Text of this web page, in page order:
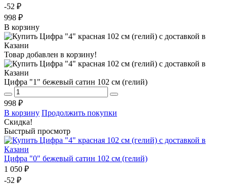
-52 ₽
998 ₽
В корзину
Товар добавлен в корзину!
Цифра "1" бежевый сатин 102 см (гелий)
998 ₽
В корзину Продолжить покупки
Скидка!
Быстрый просмотр
Цифра "0" бежевый сатин 102 см (гелий)
1 050 ₽
-52 ₽